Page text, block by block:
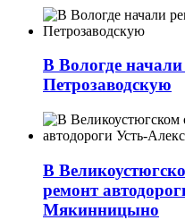
В Вологде
Петрозаводскую
В
ремонт
Мякинницыно